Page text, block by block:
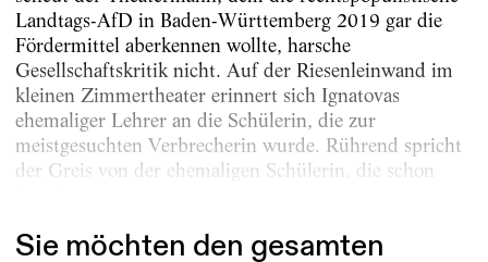
Landtags-AfD in Baden-Württemberg 2019 gar die
Fördermittel aberkennen wollte, harsche
Gesellschaftskritik nicht. Auf der Riesenleinwand im
kleinen Zimmertheater erinnert sich Ignatovas
ehemaliger Lehrer an die Schülerin, die zur
meistgesuchten Verbrecherin wurde. Rührend spricht
der Greis von der ehemaligen Schülerin, die schon
Sie möchten den gesamten